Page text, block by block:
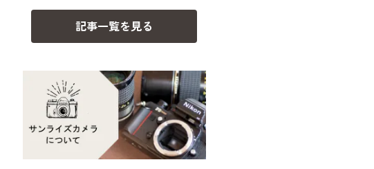
BESSA
YASHICA（ヤシカ）
Mamiya（マミヤ）
M645,二眼レフ
Plaubel（プラウベル）
CY（ヤシカコンタックス）
M（ライカ）
R（ライカ）
E（ソニー）
記事一覧を見る